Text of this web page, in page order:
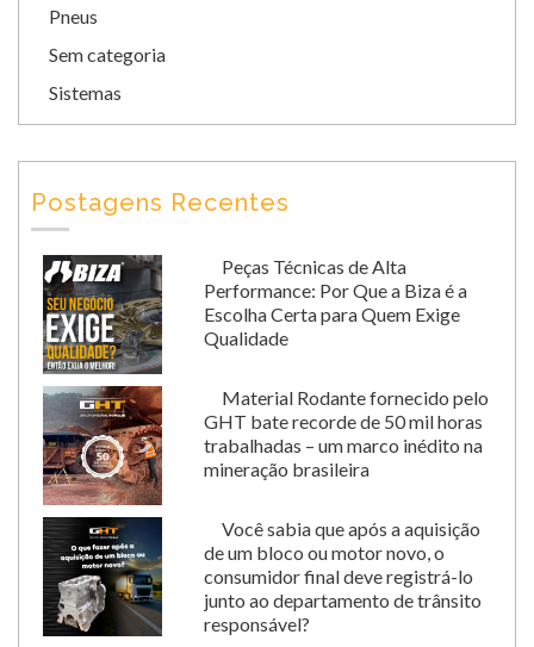
Pneus
Sem categoria
Sistemas
Postagens Recentes
Peças Técnicas de Alta
Performance: Por Que a Biza é a
Escolha Certa para Quem Exige
Qualidade
Material Rodante fornecido pelo
GHT bate recorde de 50 mil horas
trabalhadas – um marco inédito na
mineração brasileira
Você sabia que após a aquisição
de um bloco ou motor novo, o
consumidor final deve registrá-lo
junto ao departamento de trânsito
responsável?